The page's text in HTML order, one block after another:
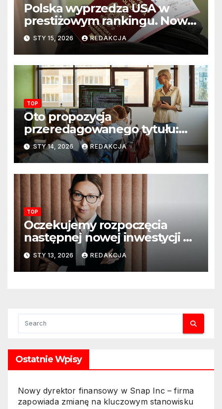
Polska wyprzedza USA w
prestiżowym rankingu. Nowy
układ sił na świecie?
STY 15, 2026 REDAKCJA
TOP
Oto propozycja
przeredagowanego tytułu:
Resort edukacji szkoli
nauczycieli z wykorzystania
sztucznej inteligencji. AI
pojawi się na zajęciach
szkolnych
STY 14, 2026 REDAKCJA
TOP
Oczekujemy rozpoczęcia
następnej nowej inwestycji w
ciągu najbliższego półrocza
STY 13, 2026 REDAKCJA
Ostatnie Wpisy
Nowy dyrektor finansowy w Snap Inc – firma
zapowiada zmianę na kluczowym stanowisku